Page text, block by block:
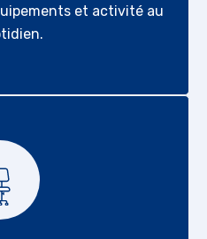
et activité au